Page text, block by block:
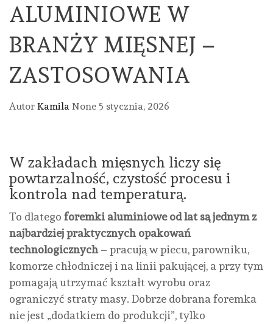
ALUMINIOWE W
BRANŻY MIĘSNEJ –
ZASTOSOWANIA
Autor Kamila None 5 stycznia, 2026
W zakładach mięsnych liczy się
powtarzalność, czystość procesu i
kontrola nad temperaturą.
To dlatego foremki aluminiowe od lat są jednym z
najbardziej praktycznych opakowań
technologicznych– pracują w piecu, parowniku,
komorze chłodniczej i na linii pakującej, a przy tym
pomagają utrzymać kształt wyrobu oraz
ograniczyć straty masy. Dobrze dobrana foremka
nie jest „dodatkiem do produkcji”, tylko